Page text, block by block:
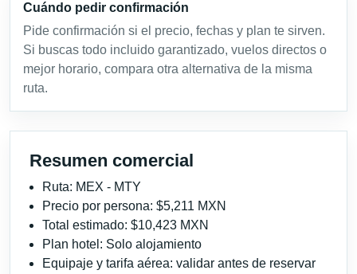
Cuándo pedir confirmación
Pide confirmación si el precio, fechas y plan te sirven.
Si buscas todo incluido garantizado, vuelos directos o
mejor horario, compara otra alternativa de la misma
ruta.
Resumen comercial
Ruta: MEX - MTY
Precio por persona: $5,211 MXN
Total estimado: $10,423 MXN
Plan hotel: Solo alojamiento
Equipaje y tarifa aérea: validar antes de reservar